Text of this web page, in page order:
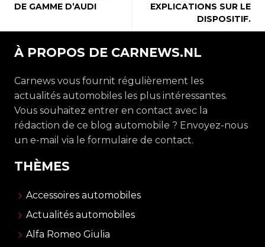
DE GAMME D’AUDI
EXPLICATIONS SUR LE
DISPOSITIF.
À PROPOS DE CARNEWS.NL
Carnews vous fournit régulièrement les
actualités automobiles les plus intéressantes.
Vous souhaitez entrer en contact avec la
rédaction de ce blog automobile ? Envoyez-nous
un e-mail via le formulaire de contact.
THÈMES
Accessoires automobiles
Actualités automobiles
Alfa Romeo Giulia